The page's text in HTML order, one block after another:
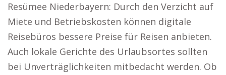
Resümee Niederbayern: Durch den Verzicht auf
Miete und Betriebskosten können digitale
Reisebüros bessere Preise für Reisen anbieten.
Auch lokale Gerichte des Urlaubsortes sollten
bei Unverträglichkeiten mitbedacht werden. Ob